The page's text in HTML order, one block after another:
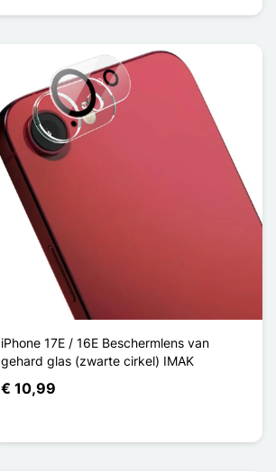
iPhone 17E / 16E Beschermlens van
gehard glas (zwarte cirkel) IMAK
€ 10,99